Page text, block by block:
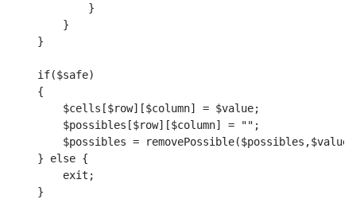
}
}
}
if($safe)
{
$cells[$row][$column] = $value;
$possibles[$row][$column] = "";
$possibles =
} else {
exit;
}